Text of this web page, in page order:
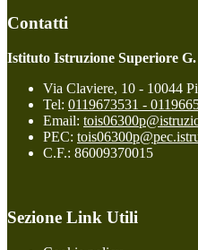
Contatti
Istituto Istruzione Superiore G.
Via Claviere, 10 - 10044
Tel: 0119673531 -
Email:
PEC:
C.F.: 86009370015
Sezione Link Utili